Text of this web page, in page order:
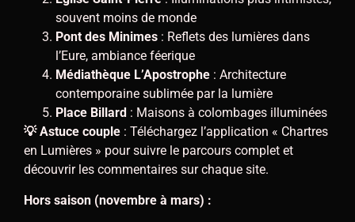
souvent moins de monde
Pont des Minimes : Reflets des lumières dans
l’Eure, ambiance féerique
Médiathèque L’Apostrophe : Architecture
contemporaine sublimée par la lumière
Place Billard : Maisons à colombages illuminées
💡 Astuce couple : Téléchargez l’application « Chartres
en Lumières » pour suivre le parcours complet et
découvrir les commentaires sur chaque site.
Hors saison (novembre à mars) :